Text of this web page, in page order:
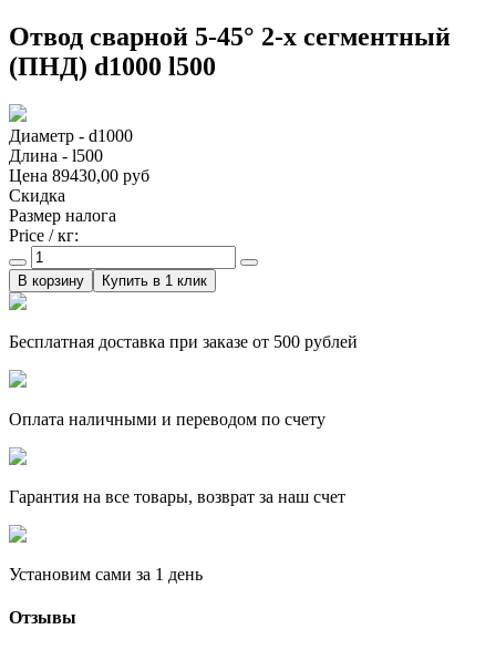
Отвод сварной 5-45° 2-х сегментный
(ПНД) d1000 l500
Диаметр - d1000
Длина - l500
Цена 89430,00 руб
Скидка
Размер налога
Price / кг:
Купить в 1 клик
Бесплатная доставка при заказе от 500 рублей
Оплата наличными и переводом по счету
Гарантия на все товары, возврат за наш счет
Установим сами за 1 день
Отзывы